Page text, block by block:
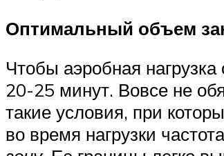
Оптимальный объем
Чтобы аэробная
20-25 минут. Вовсе не
такие условия, при
во время нагрузки